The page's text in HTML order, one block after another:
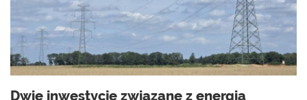
Dwie inwestycje związane z energią